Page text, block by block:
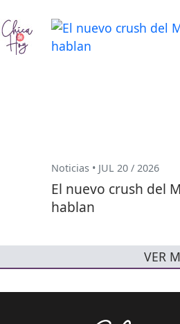
Noticias • JUL 20 / 2026
El nuevo crush del
hablan
VER